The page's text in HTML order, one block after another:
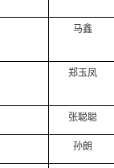
马鑫
郑玉凤
张聪聪
孙朗